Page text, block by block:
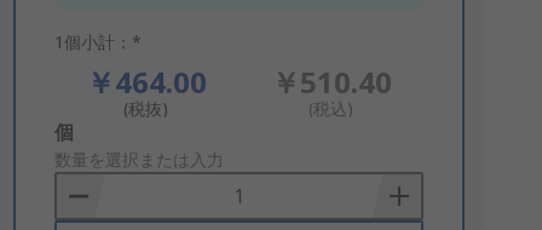
1個小計：*
￥464.00
(税抜)
￥510.40
(税込)
Add
to
Basket
個
数量を選択または入力